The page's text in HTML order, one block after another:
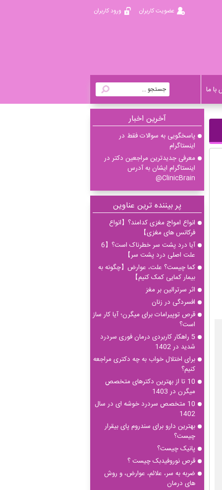
ورود کاربران عضویت کاربران
ما
آخرين اخبار
پاسخگویی به سوالات فقط در
اینستاگرام
معرفی جدیدترین مراجعین دکتر در
اینستاگرام ایشان به آدرس
ClinicBrain@
پر بیننده ترین عناوین
انواع امواج مغزی کدامند؟【انواع
فرکانس های مغزی】
آیا درد پشت سر خطرناک است؟【6
علت اصلی درد پشت سر】
کما چیست؟ علت، عوارض【چگونه به
بیمار کمایی کمک کنیم】
اثر سرترالین بر مغز
افسردگی در زنان
قرص توپیرامات برای میگرن؛ آیا کار ساز
است؟
5 راهکار کاربردی درمان فوری سردرد
شدید در 1402
برای اختلال خواب به چه دکتری مراجعه
کنیم؟
10 تا از بهترین دکترهای متخصص
میگرن در 1403
10 متخصص سردرد خوشه ای در سال
1402
بهترین دارو برای سندروم پای بیقرار
چیست؟
پانیک چیست؟
قرص نوروفیدبک چیست ؟
ضربه به سر، علائم، عوارض، و روش
های درمان